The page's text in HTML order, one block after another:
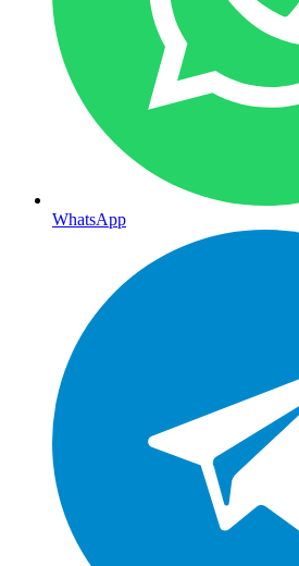
WhatsApp